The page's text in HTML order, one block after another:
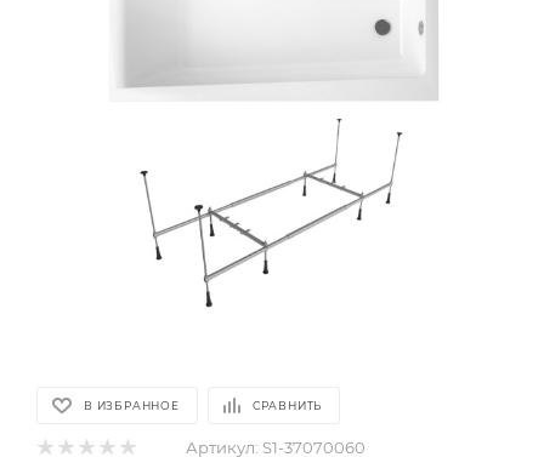
В ИЗБРАННОЕ СРАВНИТЬ
Артикул: S1-37070060